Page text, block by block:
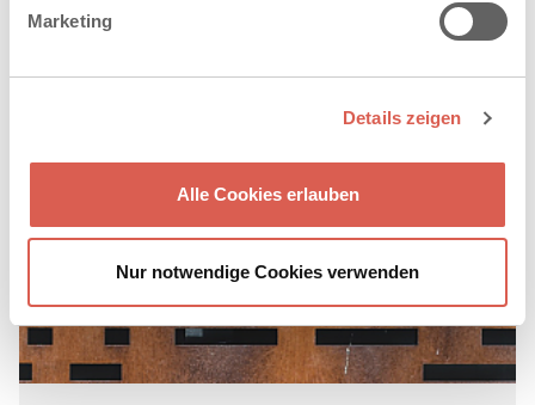
Marketing
Details zeigen
Alle Cookies erlauben
Nur notwendige Cookies verwenden